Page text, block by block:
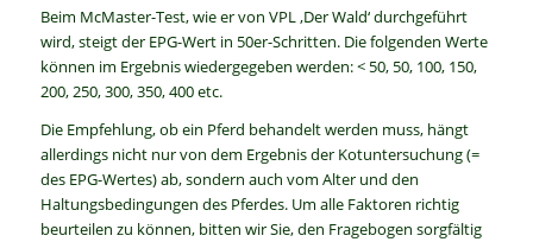
Beim McMaster-Test, wie er von VPL ‚Der Wald‘ durchgeführt
wird, steigt der EPG-Wert in 50er-Schritten. Die folgenden Werte
können im Ergebnis wiedergegeben werden: < 50, 50, 100, 150,
200, 250, 300, 350, 400 etc.
Die Empfehlung, ob ein Pferd behandelt werden muss, hängt
allerdings nicht nur von dem Ergebnis der Kotuntersuchung (=
des EPG-Wertes) ab, sondern auch vom Alter und den
Haltungsbedingungen des Pferdes. Um alle Faktoren richtig
beurteilen zu können, bitten wir Sie, den Fragebogen sorgfältig